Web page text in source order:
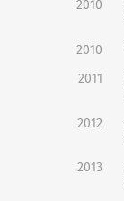
2010
2010
2011
2012
2013